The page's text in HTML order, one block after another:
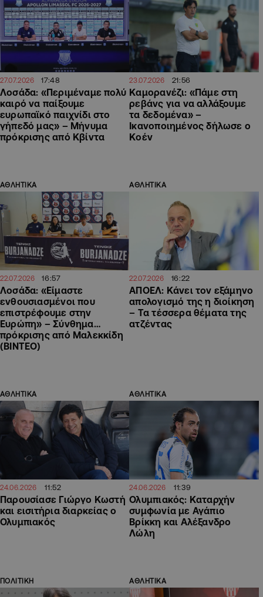
27.07.2026 17:48
Λοσάδα: «Περιμέναμε πολύ
καιρό να παίξουμε
ευρωπαϊκό παιχνίδι στο
γήπεδό μας» – Μήνυμα
πρόκρισης από Κβίντα
23.07.2026 21:56
Καμορανέζι: «Πάμε στη
ρεβάνς για να αλλάξουμε
τα δεδομένα» –
Ικανοποιημένος δήλωσε ο
Κοέν
ΑΘΛΗΤΙΚΑ
22.07.2026 16:57
Λοσάδα: «Είμαστε
ενθουσιασμένοι που
επιστρέφουμε στην
Ευρώπη» – Σύνθημα…
πρόκρισης από Μαλεκκίδη
(ΒΙΝΤΕΟ)
ΑΘΛΗΤΙΚΑ
22.07.2026 16:22
ΑΠΟΕΛ: Κάνει τον εξάμηνο
απολογισμό της η διοίκηση
– Τα τέσσερα θέματα της
ατζέντας
ΑΘΛΗΤΙΚΑ
24.06.2026 11:52
Παρουσίασε Γιώργο Κωστή
και εισιτήρια διαρκείας ο
Ολυμπιακός
ΑΘΛΗΤΙΚΑ
24.06.2026 11:39
Ολυμπιακός: Καταρχήν
συμφωνία με Αγάπιο
Βρίκκη και Αλέξανδρο
Λώλη
ΠΟΛΙΤΙΚΗ ΑΘΛΗΤΙΚΑ